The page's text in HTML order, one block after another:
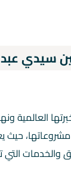
سيدي
العالمية
والخدمات